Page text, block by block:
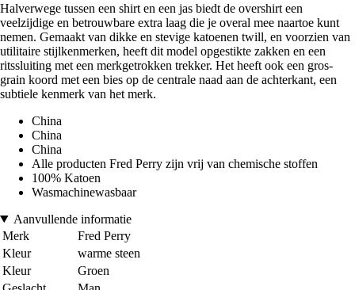
Halverwege tussen een shirt en een jas biedt de overshirt een
veelzijdige en betrouwbare extra laag die je overal mee naartoe kunt
nemen. Gemaakt van dikke en stevige katoenen twill, en voorzien van
utilitaire stijlkenmerken, heeft dit model opgestikte zakken en een
ritssluiting met een merkgetrokken trekker. Het heeft ook een gros-
grain koord met een bies op de centrale naad aan de achterkant, een
subtiele kenmerk van het merk.
China
China
China
Alle producten Fred Perry zijn vrij van chemische stoffen
100% Katoen
Wasmachinewasbaar
Aanvullende informatie
Merk
Fred Perry
Kleur
warme steen
Kleur
Groen